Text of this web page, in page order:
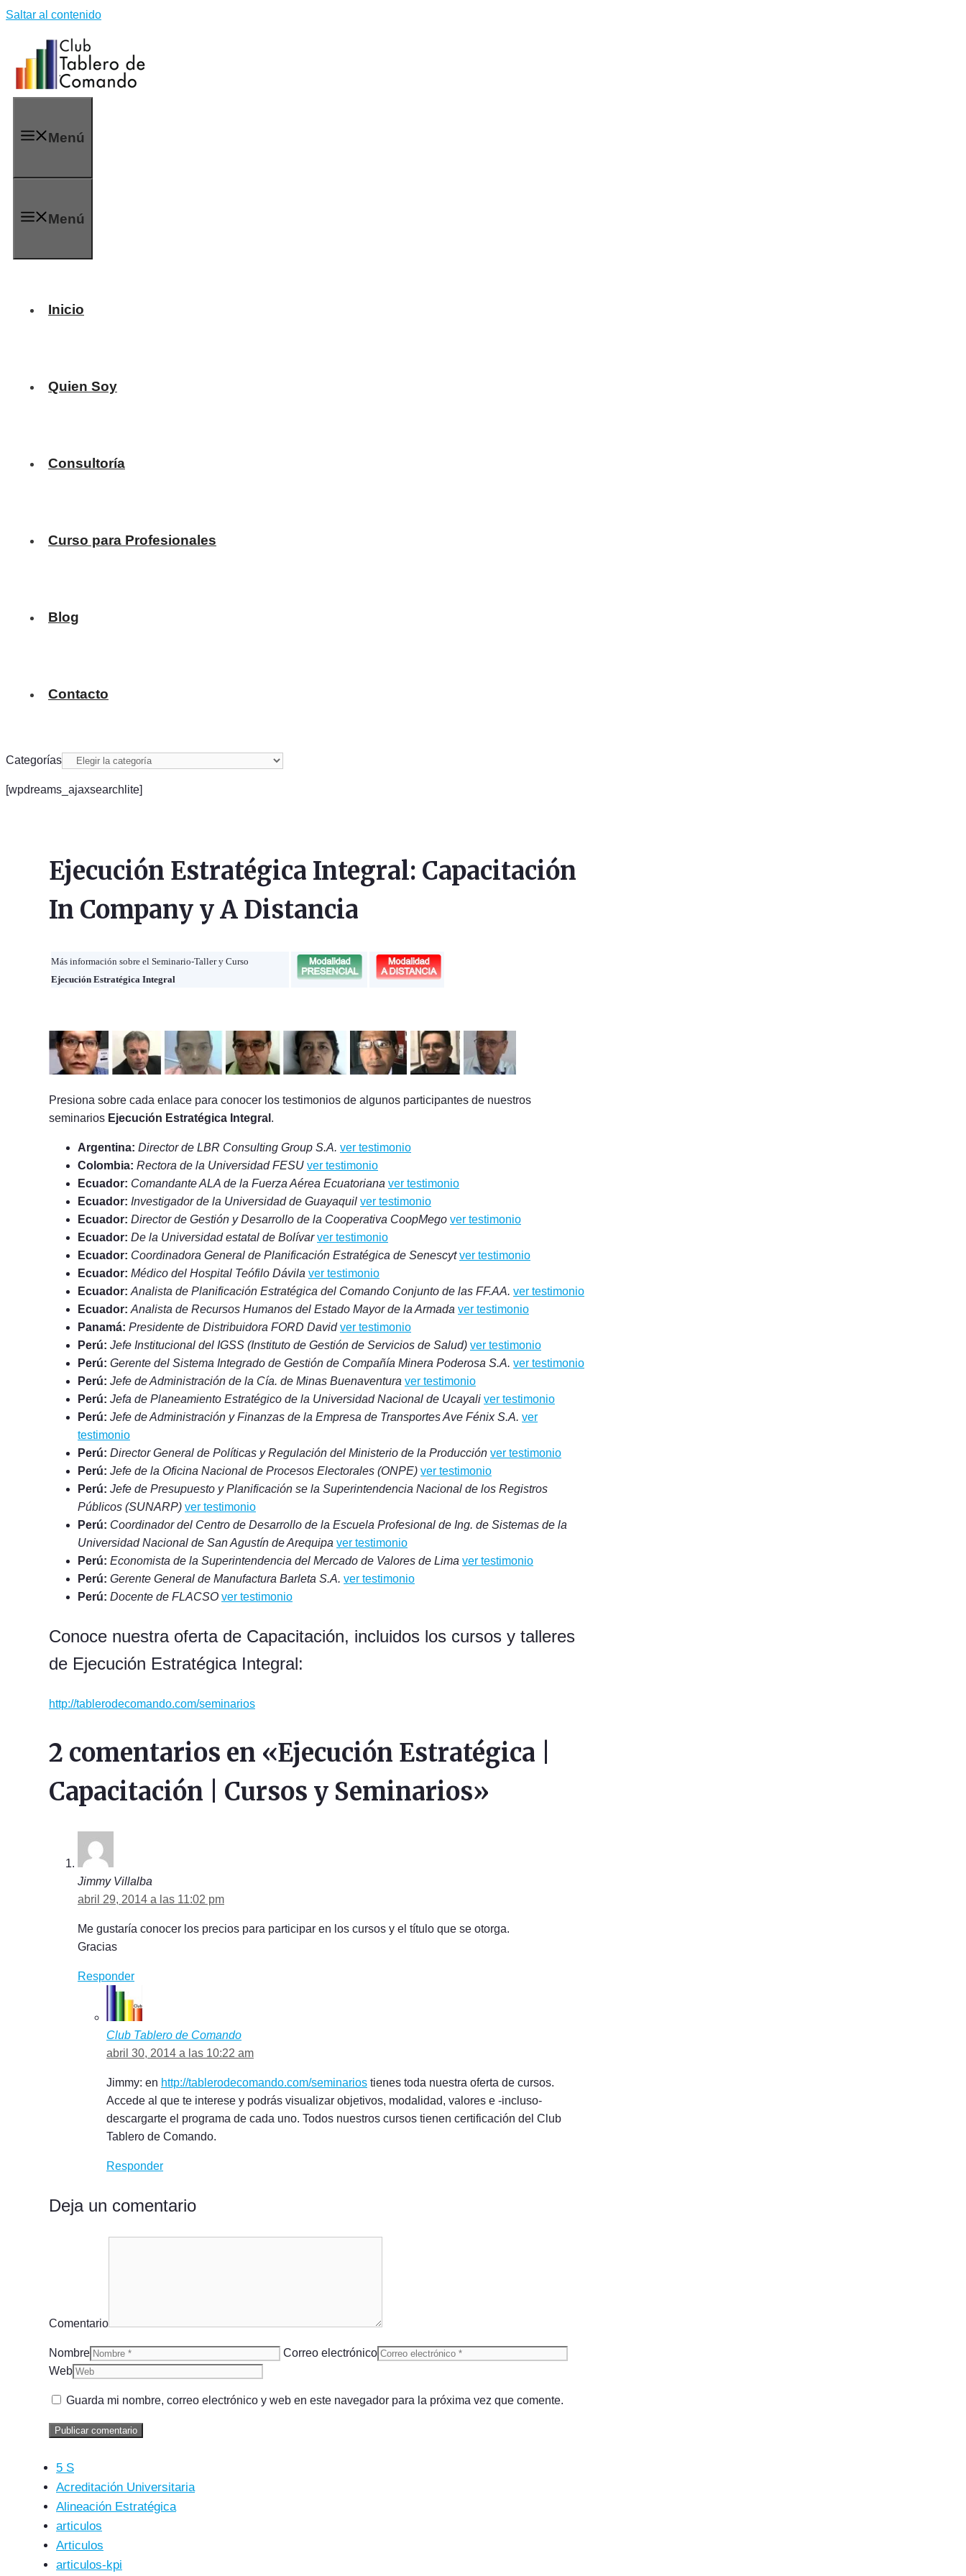
Saltar al contenido
Menú
Menú
Inicio
Quien Soy
Consultoría
Curso para Profesionales
Blog
Contacto
Categorías
[wpdreams_ajaxsearchlite]
Ejecución Estratégica Integral: Capacitación
In Company y A Distancia
Más información sobre el Seminario-Taller y Curso
Ejecución Estratégica Integral
Presiona sobre cada enlace para conocer los testimonios de algunos participantes de nuestros
seminarios Ejecución Estratégica Integral .
Argentina: Director de LBR Consulting Group S.A. ver testimonio
Colombia: Rectora de la Universidad FESU ver testimonio
Ecuador: Comandante ALA de la Fuerza Aérea Ecuatoriana ver testimonio
Ecuador: Investigador de la Universidad de Guayaquil ver testimonio
Ecuador: Director de Gestión y Desarrollo de la Cooperativa CoopMego ver testimonio
Ecuador: De la Universidad estatal de Bolívarver testimonio
Ecuador: Coordinadora General de Planificación Estratégica de Senescytver testimonio
Ecuador: Médico del Hospital Teófilo Dávila ver testimonio
Ecuador:Analista de Planificación Estratégica del Comando Conjunto de las FF.AA. ver testimonio
Ecuador:Analista de Recursos Humanos del Estado Mayor de la Armada ver testimonio
Panamá: Presidente de Distribuidora FORD David ver testimonio
Perú: Jefe Institucional del IGSS (Instituto de Gestión de Servicios de Salud) ver testimonio
Perú: Gerente del Sistema Integrado de Gestión de Compañía Minera Poderosa S.A. ver testimonio
Perú: Jefe de Administración de la Cía. de Minas Buenaventura ver testimonio
Perú: Jefa de Planeamiento Estratégico de la Universidad Nacional de Ucayali ver testimonio
Perú: Jefe de Administración y Finanzas de la Empresa de Transportes Ave Fénix S.A. ver
testimonio
Perú: Director General de Políticas y Regulación del Ministerio de la Producción ver testimonio
Perú: Jefe de la Oficina Nacional de Procesos Electorales (ONPE) ver testimonio
Perú: Jefe de Presupuesto y Planificación se la Superintendencia Nacional de los Registros
Públicos (SUNARP) ver testimonio
Perú: Coordinador del Centro de Desarrollo de la Escuela Profesional de Ing. de Sistemas de la
Universidad Nacional de San Agustín de Arequipa ver testimonio
Perú: Economista de la Superintendencia del Mercado de Valores de Lima ver testimonio
Perú: Gerente General de Manufactura Barleta S.A. ver testimonio
Perú: Docente de FLACSO ver testimonio
Conoce nuestra oferta de Capacitación, incluidos los cursos y talleres
de Ejecución Estratégica Integral:
http://tablerodecomando.com/seminarios
2 comentarios en «Ejecución Estratégica |
Capacitación | Cursos y Seminarios»
Jimmy Villalba
abril 29, 2014 a las 11:02 pm
Me gustaría conocer los precios para participar en los cursos y el título que se otorga.
Gracias
Responder
Club Tablero de Comando
abril 30, 2014 a las 10:22 am
Jimmy: en http://tablerodecomando.com/seminarios tienes toda nuestra oferta de cursos.
Accede al que te interese y podrás visualizar objetivos, modalidad, valores e -incluso-
descargarte el programa de cada uno. Todos nuestros cursos tienen certificación del Club
Tablero de Comando.
Responder
Deja un comentario
Comentario
Nombre
Correo electrónico
Web
Guarda mi nombre, correo electrónico y web en este navegador para la próxima vez que comente.
5 S
Acreditación Universitaria
Alineación Estratégica
articulos
Articulos
articulos-kpi